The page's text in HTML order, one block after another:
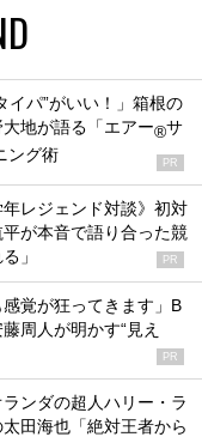
イパ”がいい！」箱根の
地が語る「エアー®サ
ング術 PR
年レジェンド対談》初対
が本音で語り合った競
」
PR
感覚が狂ってきます」B
周人が明かす“見え
PR
ンダの超人ハリー・ラ
田海也「絶対王者から